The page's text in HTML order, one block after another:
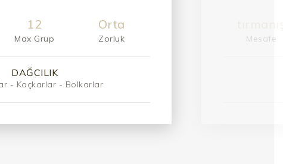
8
Max Grup
yüksek
Zorluk
KAYA TIRMANIŞI
Kaynaklar Buca
Mesafe